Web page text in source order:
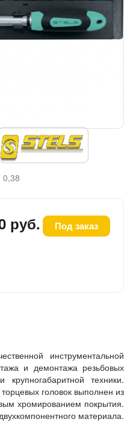
0,38
руб. Под заказ
инструментальной
и демонтажа резьбовых
техники.
головок выполнен из
хромированием покрытия.
материала.